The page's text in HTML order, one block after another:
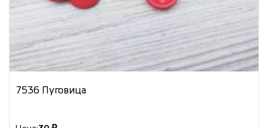
7536 Пуговица